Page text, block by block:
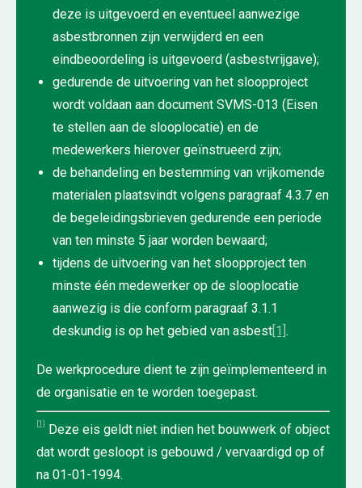
deze is uitgevoerd en eventueel aanwezige
asbestbronnen zijn verwijderd en een
eindbeoordeling is uitgevoerd (asbestvrijgave);
gedurende de uitvoering van het sloopproject
wordt voldaan aan document SVMS-013 (Eisen
te stellen aan de slooplocatie) en de
medewerkers hierover geïnstrueerd zijn;
de behandeling en bestemming van vrijkomende
materialen plaatsvindt volgens paragraaf 4.3.7 en
de begeleidingsbrieven gedurende een periode
van ten minste 5 jaar worden bewaard;
tijdens de uitvoering van het sloopproject ten
minste één medewerker op de slooplocatie
aanwezig is die conform paragraaf 3.1.1
deskundig is op het gebied van asbest[1].
De werkprocedure dient te zijn geïmplementeerd in
de organisatie en te worden toegepast.
[1]
Deze eis geldt niet indien het bouwwerk of object
dat wordt gesloopt is gebouwd / vervaardigd op of
na 01-01-1994.